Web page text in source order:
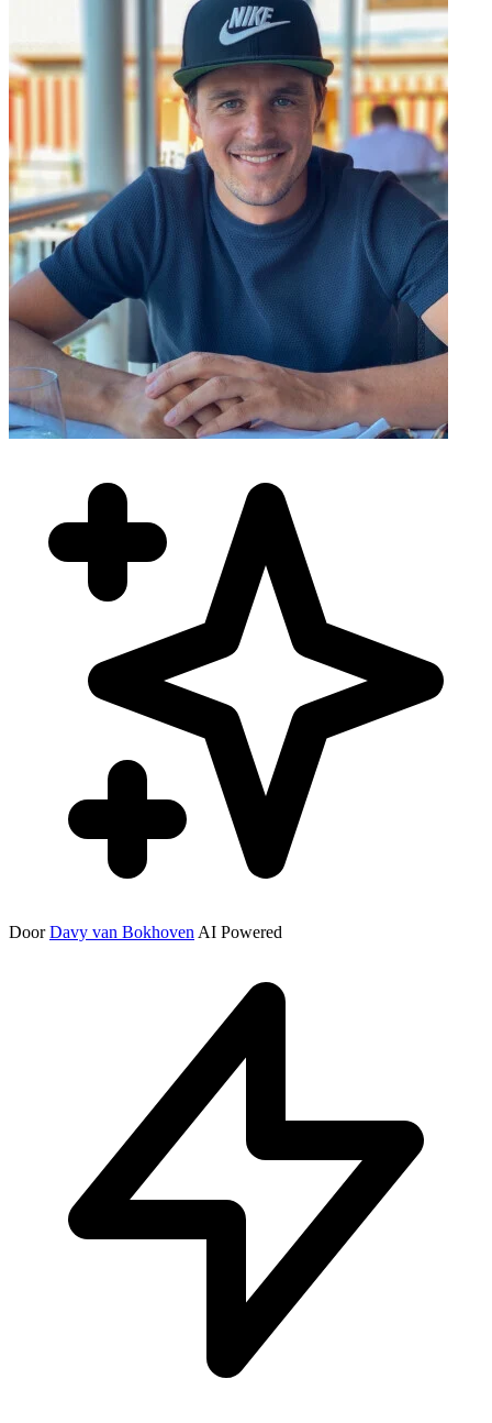
DoorDavy van Bokhoven AI Powered